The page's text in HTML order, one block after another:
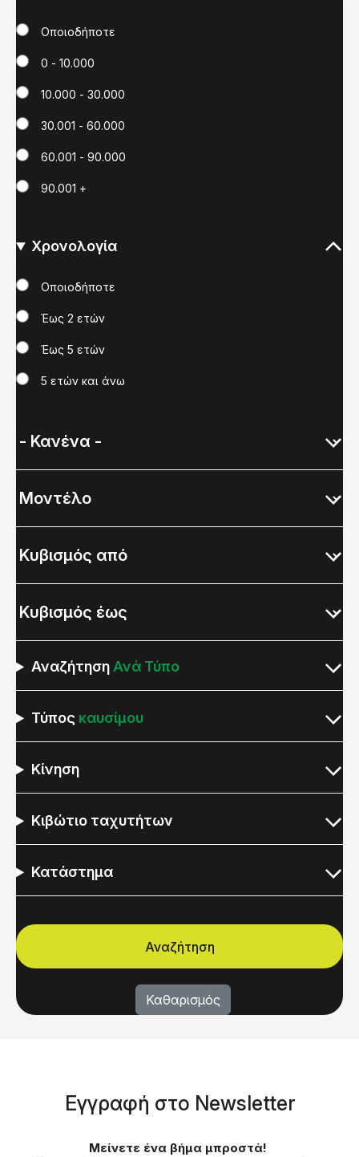
Χιλιόμετρα
Οποιοδήποτε
0 - 10.000
10.000 - 30.000
30.001 - 60.000
60.001 - 90.000
90.001 +
Χρονολογία
Χρονολογία
Οποιοδήποτε
Έως 2 ετών
Έως 5 ετών
5 ετών και άνω
ΑναζήτησηΑνά Τύπο
Τύπος καυσίμου
Κίνηση
Κιβώτιο ταχυτήτων
Κατάστημα
Eγγραφή στο Νewsletter
Μείνετε ένα βήμα μπροστά!